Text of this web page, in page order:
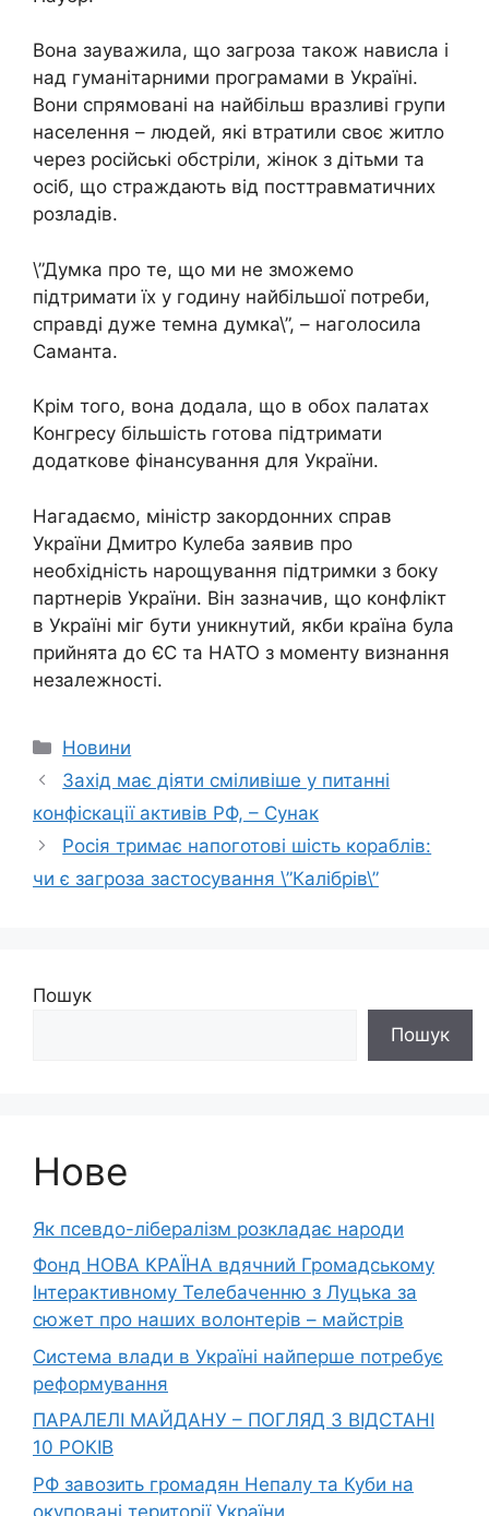
Вона зауважила, що загроза також нависла і
над гуманітарними програмами в Україні.
Вони спрямовані на найбільш вразливі групи
населення – людей, які втратили своє житло
через російські обстріли, жінок з дітьми та
осіб, що страждають від посттравматичних
розладів.
\”Думка про те, що ми не зможемо
підтримати їх у годину найбільшої потреби,
справді дуже темна думка\”, – наголосила
Саманта.
Крім того, вона додала, що в обох палатах
Конгресу більшість готова підтримати
додаткове фінансування для України.
Нагадаємо, міністр закордонних справ
України Дмитро Кулеба заявив про
необхідність нарощування підтримки з боку
партнерів України. Він зазначив, що конфлікт
в Україні міг бути уникнутий, якби країна була
прийнята до ЄС та НАТО з моменту визнання
незалежності.
Категорії
Новини
Захід має діяти сміливіше у питанні
конфіскації активів РФ, – Сунак
Росія тримає напоготові шість кораблів:
чи є загроза застосування \”Калібрів\”
Пошук
Пошук
Нове
Як псевдо-лібералізм розкладає народи
Фонд НОВА КРАЇНА вдячний Громадському
Інтерактивному Телебаченню з Луцька за
сюжет про наших волонтерів – майстрів
Система влади в Україні найперше потребує
реформування
ПАРАЛЕЛІ МАЙДАНУ – ПОГЛЯД З ВІДСТАНІ
10 РОКІВ
РФ завозить громадян Непалу та Куби на
окуповані території України